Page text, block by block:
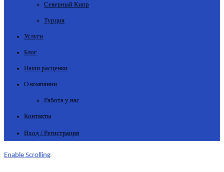
Северный Кипр
Турция
Услуги
Блог
Наши расценки
О компании
Работа у нас
Контакты
Вход / Регистрация
Enable Scrolling